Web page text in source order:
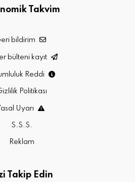
Takvim
bildirim
bülteni kayıt
Reddi
Politikası
Uyarı
S.S.S.
Reklam
Takip Edin